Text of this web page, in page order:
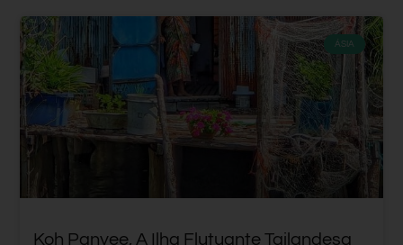
ÁSIA
Koh Panyee, A Ilha Flutuante Tailandesa